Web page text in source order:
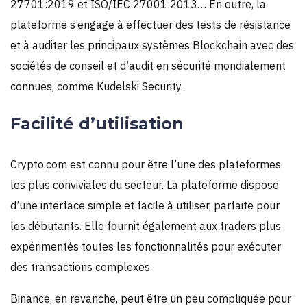
27701:2019 et ISO/IEC 27001:2013… En outre, la
plateforme s’engage à effectuer des tests de résistance
et à auditer les principaux systèmes Blockchain avec des
sociétés de conseil et d’audit en sécurité mondialement
connues, comme Kudelski Security.
Facilité d’utilisation
Crypto.com est connu pour être l’une des plateformes
les plus conviviales du secteur. La plateforme dispose
d’une interface simple et facile à utiliser, parfaite pour
les débutants. Elle fournit également aux traders plus
expérimentés toutes les fonctionnalités pour exécuter
des transactions complexes.
Binance, en revanche, peut être un peu compliquée pour